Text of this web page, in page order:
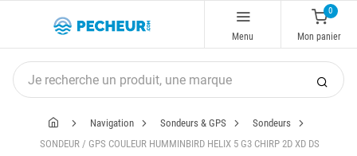
Menu
0
Mon panier
Navigation Sondeurs & GPS
Sondeurs
SONDEUR / GPS COULEUR HUMMINBIRD HELIX 5 G3 CHIRP 2D XD DS